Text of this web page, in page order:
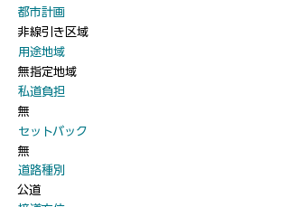
​都市計画
非線引き区域
​用途地域
無指定地域
​私道負担
無
​セットバック
無
​道路種別
公道